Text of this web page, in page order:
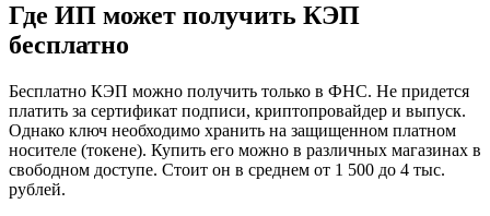
Где ИП может получить КЭП
бесплатно
Бесплатно КЭП можно получить только в ФНС. Не придется
платить за сертификат подписи, криптопровайдер и выпуск.
Однако ключ необходимо хранить на защищенном платном
носителе (токене). Купить его можно в различных магазинах в
свободном доступе. Стоит он в среднем от 1 500 до 4 тыс.
рублей.